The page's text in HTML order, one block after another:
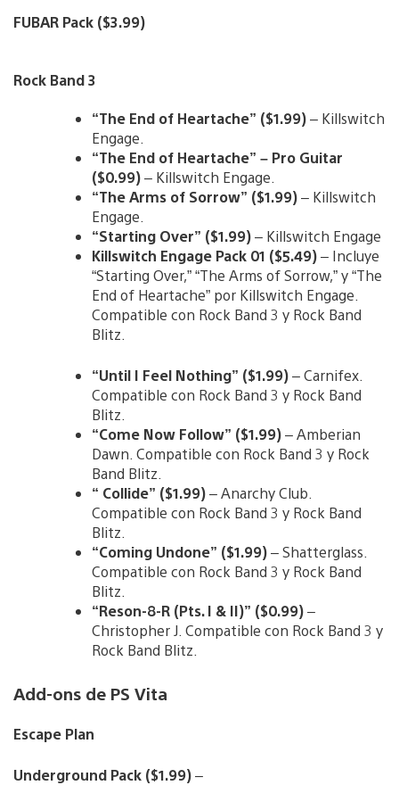
FUBAR Pack ($3.99)
Rock Band 3
“The End of Heartache” ($1.99)– Killswitch
Engage.
“The End of Heartache” – Pro Guitar
($0.99)– Killswitch Engage.
“The Arms of Sorrow” ($1.99)– Killswitch
Engage.
“Starting Over” ($1.99)– Killswitch Engage
Killswitch Engage Pack 01 ($5.49)– Incluye
“Starting Over,” “The Arms of Sorrow,” y “The
End of Heartache” por Killswitch Engage.
Compatible con Rock Band 3 y Rock Band
Blitz.
“Until I Feel Nothing” ($1.99)– Carnifex.
Compatible con Rock Band 3 y Rock Band
Blitz.
“Come Now Follow” ($1.99)– Amberian
Dawn. Compatible con Rock Band 3 y Rock
Band Blitz.
“ Collide” ($1.99)– Anarchy Club.
Compatible con Rock Band 3 y Rock Band
Blitz.
“Coming Undone” ($1.99)– Shatterglass.
Compatible con Rock Band 3 y Rock Band
Blitz.
“Reson-8-R (Pts. I & II)” ($0.99)–
Christopher J. Compatible con Rock Band 3 y
Rock Band Blitz.
Add-ons de PS Vita
Escape Plan
Underground Pack ($1.99)–